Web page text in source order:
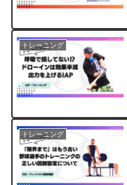
トレーニング
トレーニング